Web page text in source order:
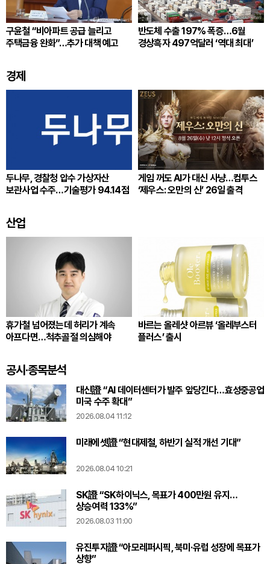
구윤철 “비아파트 공급 늘리고
주택금융 완화”…추가 대책 예고
반도체 수출 197% 폭증…6월
경상흑자 497억달러 ‘역대 최대’
경제
두나무, 경찰청 압수 가상자산
보관사업 수주…기술평가 94.14점
게임 꺼도 AI가 대신 사냥…컴투스
‘제우스: 오만의 신’ 26일 출격
산업
휴가철 넘어졌는데 허리가 계속
아프다면…척추골절 의심해야
바르는 올레샷 아르뷰 ‘올레부스터
플러스’ 출시
공시·종목분석
대신證 “AI 데이터센터가 발주 앞당긴다…효성중공업
미국 수주 확대”
2026.08.04 11:12
미래에셋證 “현대제철, 하반기 실적 개선 기대”
2026.08.04 10:21
SK證 “SK하이닉스, 목표가 400만원 유지…
상승여력 133%”
2026.08.03 11:00
유진투자證 “아모레퍼시픽, 북미·유럽 성장에 목표가
상향”